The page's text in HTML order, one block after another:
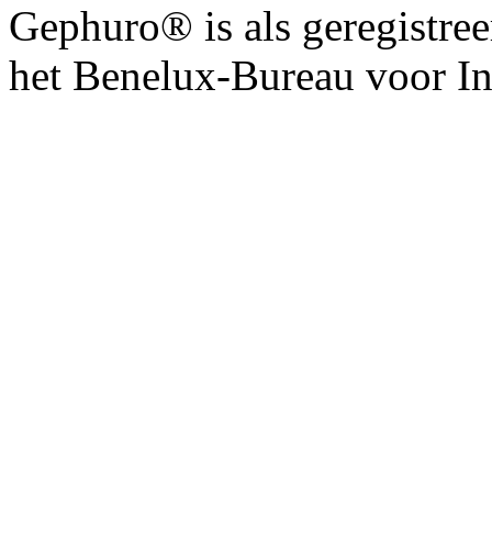
Gephuro® is als
het Benelux-Bureau voor